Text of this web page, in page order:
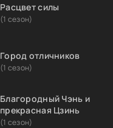
Расцвет силы
(1 сезон)
Город отличников
(1 сезон)
Благородный Чэнь и
прекрасная Цзинь
(1 сезон)